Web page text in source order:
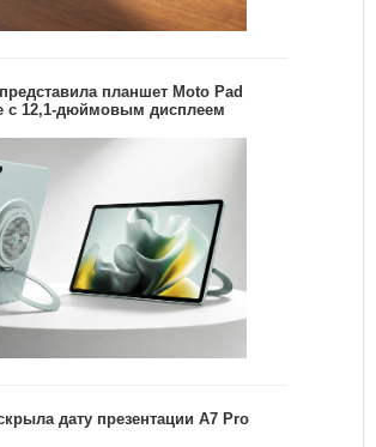
планшет Moto Pad
с 12,1-дюймовым дисплеем
дату презентации A7 Pro